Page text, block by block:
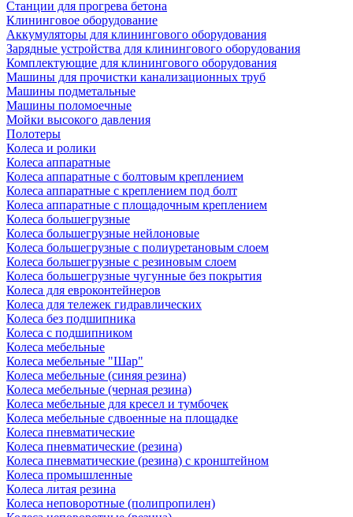
Станции для прогрева бетона
Клининговое оборудование
Аккумуляторы для клинингового оборудования
Зарядные устройства для клинингового оборудования
Комплектующие для клинингового оборудования
Машины для прочистки канализационных труб
Машины подметальные
Машины поломоечные
Мойки высокого давления
Полотеры
Колеса и ролики
Колеса аппаратные
Колеса аппаратные с болтовым креплением
Колеса аппаратные с креплением под болт
Колеса аппаратные с площадочным креплением
Колеса большегрузные
Колеса большегрузные нейлоновые
Колеса большегрузные с полиуретановым слоем
Колеса большегрузные с резиновым слоем
Колеса большегрузные чугунные без покрытия
Колеса для евроконтейнеров
Колеса для тележек гидравлических
Колеса без подшипника
Колеса с подшипником
Колеса мебельные
Колеса мебельные "Шар"
Колеса мебельные (синяя резина)
Колеса мебельные (черная резина)
Колеса мебельные для кресел и тумбочек
Колеса мебельные сдвоенные на площадке
Колеса пневматические
Колеса пневматические (резина)
Колеса пневматические (резина) с кронштейном
Колеса промышленные
Колеса литая резина
Колеса неповоротные (полипропилен)